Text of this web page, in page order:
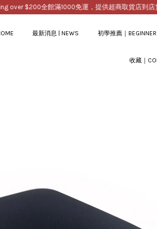
$200全館滿1000免運，提供超商取貨店到店貨
最新消息 | NEWS 初學推薦｜BEGINNER
收藏｜